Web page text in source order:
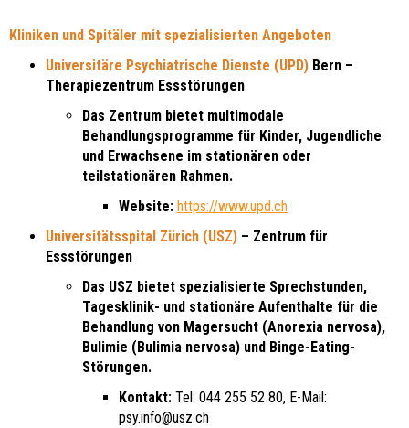
Kliniken und Spitäler mit spezialisierten Angeboten
Universitäre Psychiatrische Dienste (UPD) Bern –
Therapiezentrum Essstörungen
Das Zentrum bietet multimodale
Behandlungsprogramme für Kinder, Jugendliche
und Erwachsene im stationären oder
teilstationären Rahmen.
Website: https://www.upd.ch
Universitätsspital Zürich (USZ) – Zentrum für
Essstörungen
Das USZ bietet spezialisierte Sprechstunden,
Tagesklinik- und stationäre Aufenthalte für die
Behandlung von Magersucht (Anorexia nervosa),
Bulimie (Bulimia nervosa) und Binge-Eating-
Störungen.
Kontakt: Tel: 044 255 52 80, E-Mail:
psy.info@usz.ch